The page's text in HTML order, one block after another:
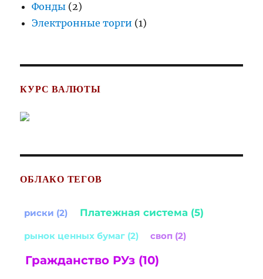
Фонды (2)
Электронные торги (1)
КУРС ВАЛЮТЫ
ОБЛАКО ТЕГОВ
риски (2) Платежная система (5)
рынок ценных бумаг (2) своп (2)
Гражданство РУз (10)